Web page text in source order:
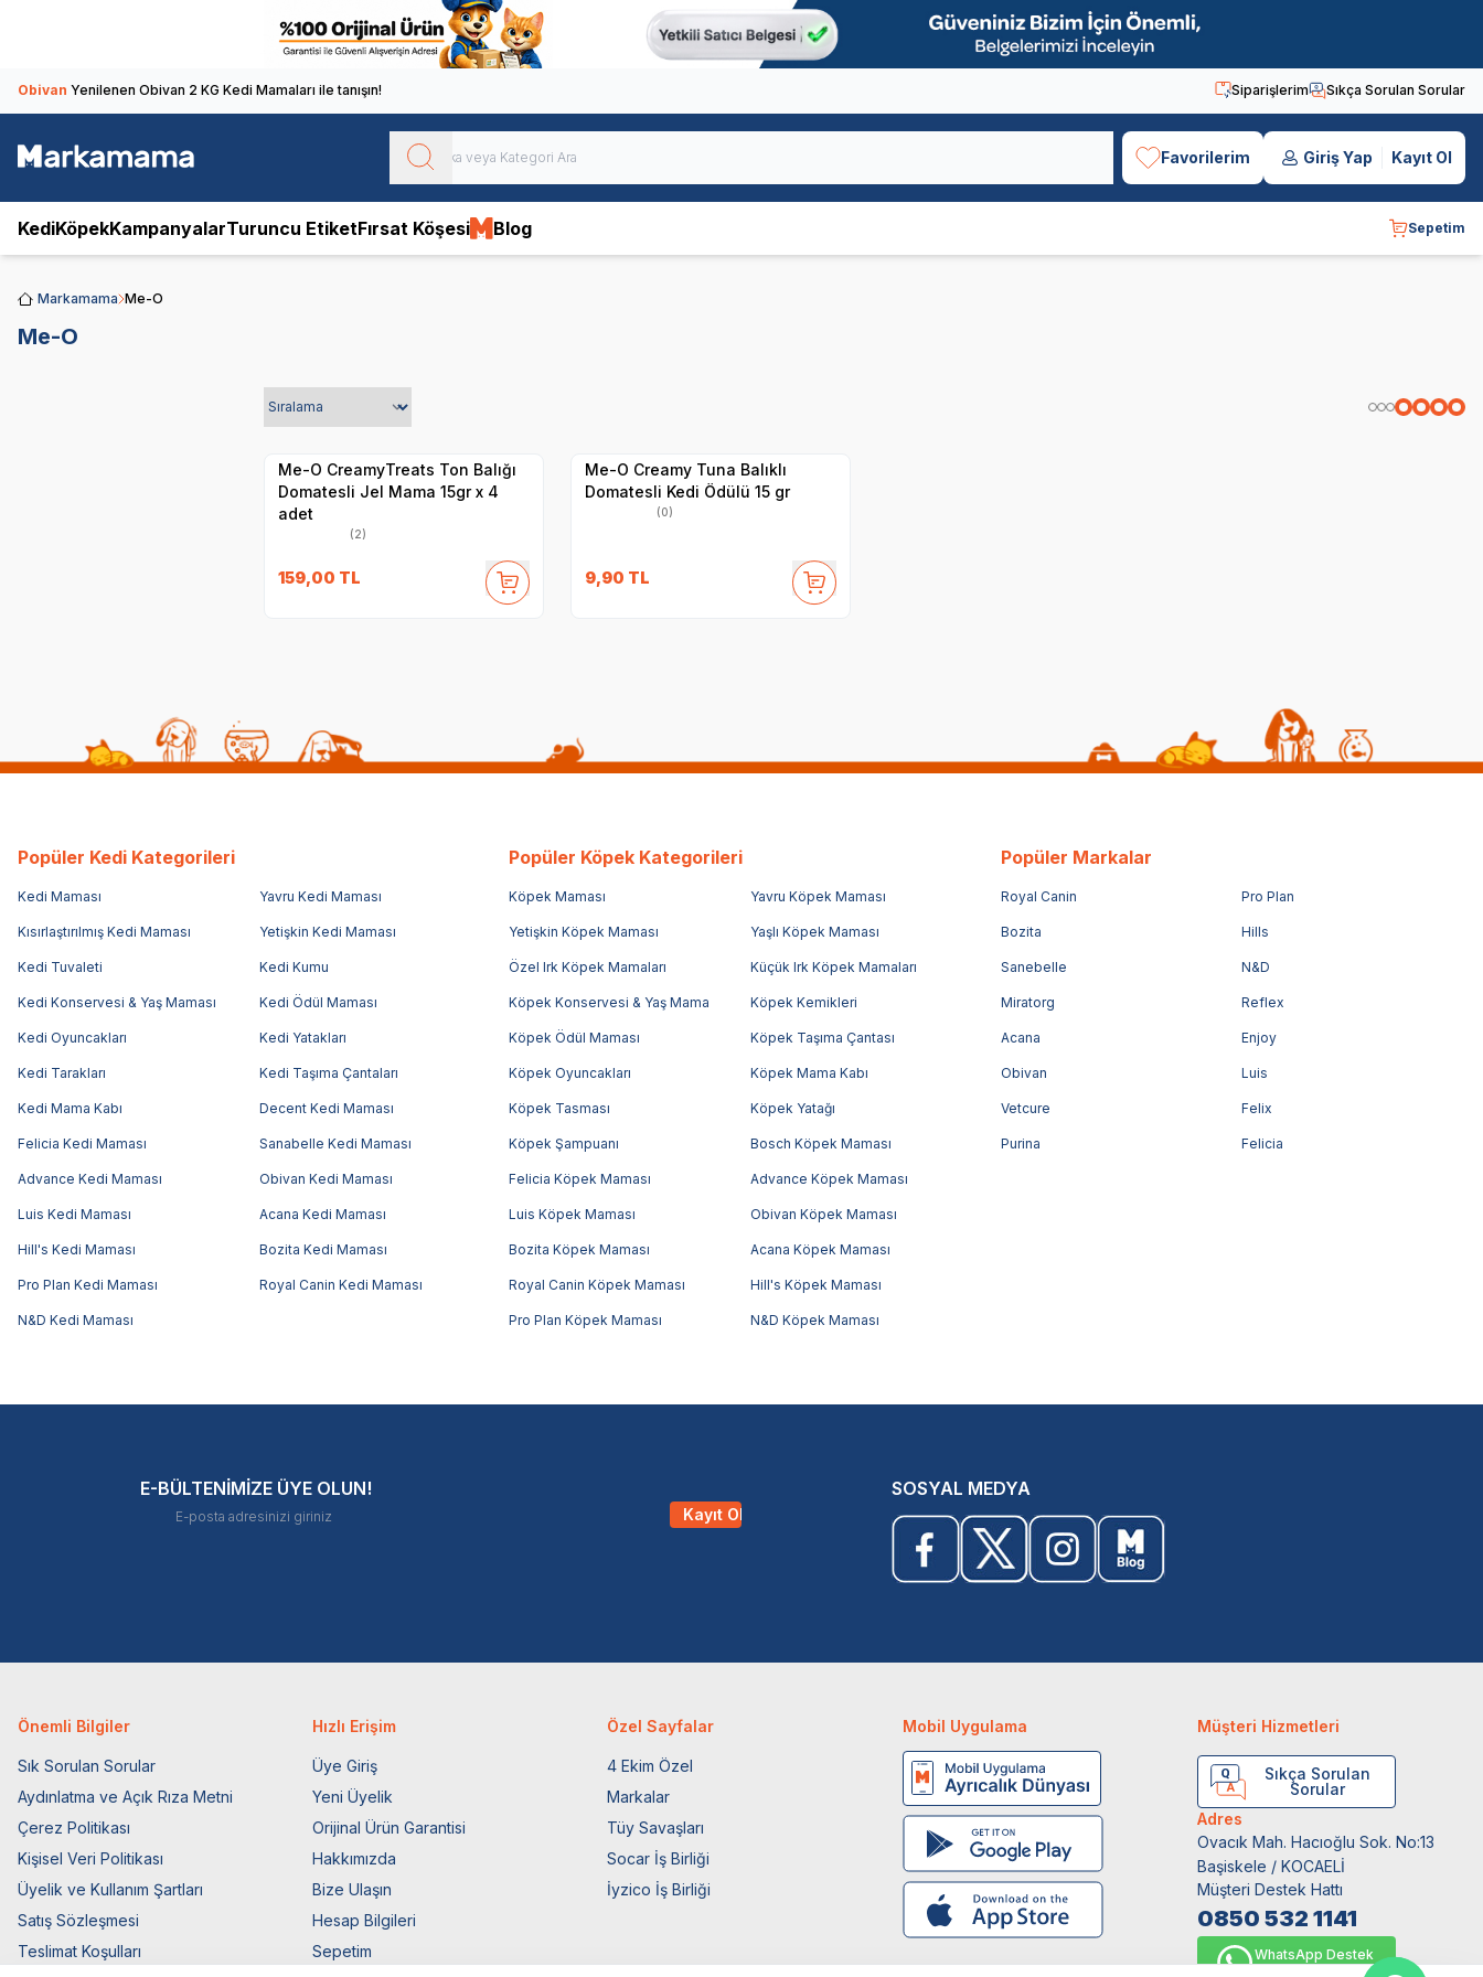
Obivan Yenilenen Obivan 2 KG Kedi Mamaları ile tanışın! Siparişlerim Sıkça Sorulan Sorular
Favorilerim Giriş Yap Kayıt Ol
KediKöpekKampanyalarTuruncu EtiketFırsat Köşesi Blog Sepetim
Markamama Me-O
Me-O
Satıcı
Me-O CreamyTreats Ton Balığı
Domatesli Jel Mama 15gr x 4
adet
(2)
159,00 TL
Me-O Creamy Tuna Balıklı
Domatesli Kedi Ödülü 15 gr
(0)
9,90 TL
Popüler Kedi Kategorileri
Kedi Maması Yavru Kedi Maması
Kısırlaştırılmış Kedi Maması Yetişkin Kedi Maması
Kedi Tuvaleti Kedi Kumu
Kedi Konservesi & Yaş Maması Kedi Ödül Maması
Kedi Oyuncakları Kedi Yatakları
Kedi Tarakları Kedi Taşıma Çantaları
Kedi Mama Kabı Decent Kedi Maması
Felicia Kedi Maması Sanabelle Kedi Maması
Advance Kedi Maması Obivan Kedi Maması
Luis Kedi Maması Acana Kedi Maması
Hill's Kedi Maması Bozita Kedi Maması
Pro Plan Kedi Maması Royal Canin Kedi Maması
N&D Kedi Maması
Popüler Köpek Kategorileri
Köpek Maması Yavru Köpek Maması
Yetişkin Köpek Maması Yaşlı Köpek Maması
Özel Irk Köpek Mamaları Küçük Irk Köpek Mamaları
Köpek Konservesi & Yaş Mama Köpek Kemikleri
Köpek Ödül Maması Köpek Taşıma Çantası
Köpek Oyuncakları Köpek Mama Kabı
Köpek Tasması Köpek Yatağı
Köpek Şampuanı Bosch Köpek Maması
Felicia Köpek Maması Advance Köpek Maması
Luis Köpek Maması Obivan Köpek Maması
Bozita Köpek Maması Acana Köpek Maması
Royal Canin Köpek Maması Hill's Köpek Maması
Pro Plan Köpek Maması N&D Köpek Maması
Popüler Markalar
Royal Canin Pro Plan
Bozita Hills
Sanebelle N&D
Miratorg Reflex
Acana Enjoy
Obivan Luis
Vetcure Felix
Purina Felicia
E-BÜLTENİMİZE ÜYE OLUN!
Kayıt Ol
SOSYAL MEDYA
Önemli Bilgiler
Sık Sorulan Sorular
Aydınlatma ve Açık Rıza Metni
Çerez Politikası
Kişisel Veri Politikası
Üyelik ve Kullanım Şartları
Satış Sözleşmesi
Teslimat Koşulları
Hızlı Erişim
Üye Giriş
Yeni Üyelik
Orijinal Ürün Garantisi
Hakkımızda
Bize Ulaşın
Hesap Bilgileri
Sepetim
Özel Sayfalar
4 Ekim Özel
Markalar
Tüy Savaşları
Socar İş Birliği
İyzico İş Birliği
Mobil Uygulama Müşteri Hizmetleri
Sıkça Sorulan
Sorular
Adres
Ovacık Mah. Hacıoğlu Sok. No:13
Başiskele / KOCAELİ
Müşteri Destek Hattı
0850 532 1141
WhatsApp Destek
0554 871 66 20